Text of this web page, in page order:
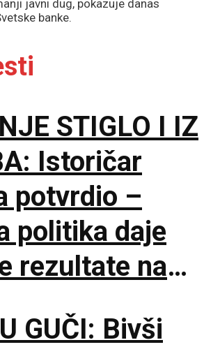
javni dug, pokazuje danas
banke.
STIGLO I IZ
Istoričar
potvrdio –
politika daje
rezultate na
GUČI: Bivši